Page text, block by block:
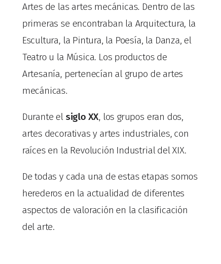
Artes de las artes mecánicas. Dentro de las
primeras se encontraban la Arquitectura, la
Escultura, la Pintura, la Poesía, la Danza, el
Teatro u la Música. Los productos de
Artesanía, pertenecían al grupo de artes
mecánicas.
Durante el siglo XX, los grupos eran dos,
artes decorativas y artes industriales, con
raíces en la Revolución Industrial del XIX.
De todas y cada una de estas etapas somos
herederos en la actualidad de diferentes
aspectos de valoración en la clasificación
del arte.